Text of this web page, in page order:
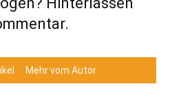
Mehr vom Autor